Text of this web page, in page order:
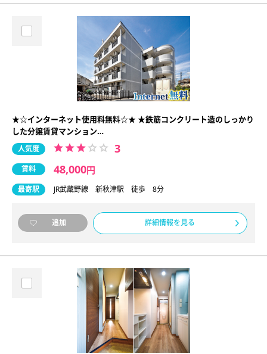
★☆インターネット使用料無料☆★ ★鉄筋コンクリート造のしっかり
した分譲賃貸マンション…
人気度 3
賃料 48,000円
最寄駅 JR武蔵野線 新秋津駅 徒歩 8分
追加 詳細情報を見る